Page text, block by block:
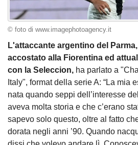
© foto di www.imagephotoagency.it
L'attaccante argentino del
accostato alla Fiorentina ed
con la Seleccion, ha parlato a
Italy", format della serie A: “La mia
nata quando seppi dell’interesse
aveva molta storia e che c’erano
sapevo solo questo, oltre al fatto
dorata negli anni ’90. Quando